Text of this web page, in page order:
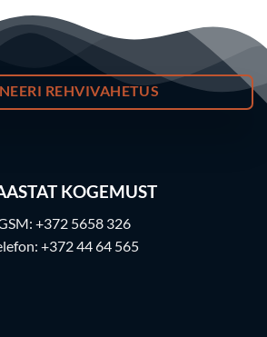
REHVIVAHETUS
KOGEMUST
+372 5658 326
+372 44 64 565